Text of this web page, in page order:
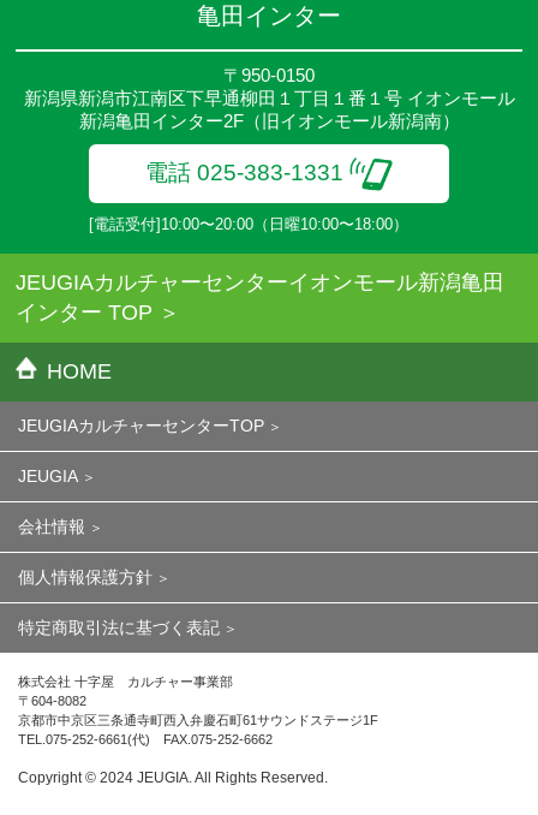
亀田インター
〒950-0150
新潟県新潟市江南区下早通柳田１丁目１番１号 イオンモール
新潟亀田インター2F（旧イオンモール新潟南）
電話 025-383-1331
[電話受付]10:00〜20:00（日曜10:00〜18:00）
JEUGIAカルチャーセンターイオンモール新潟亀田
インター TOP
HOME
JEUGIAカルチャーセンターTOP
JEUGIA
会社情報
個人情報保護方針
特定商取引法に基づく表記
株式会社 十字屋 カルチャー事業部
〒604-8082
京都市中京区三条通寺町西入弁慶石町61サウンドステージ1F
TEL.075-252-6661(代) FAX.075-252-6662
Copyright ©︎ 2024 JEUGIA. All Rights Reserved.